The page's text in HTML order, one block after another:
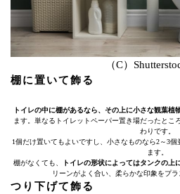
（C）
棚に置いて飾る
トイレの中に棚があるなら、その上に小さな観葉植
ます。単なるトイレットペーパー置き場だったとこ
わりです。
1個だけ置いてもよいですし、小さなものなら2～3
ます。
棚がなくても、
トイレの形状によってはタンクの上
リーンがよく合い、柔らかな印象をプラ
つり下げて飾る